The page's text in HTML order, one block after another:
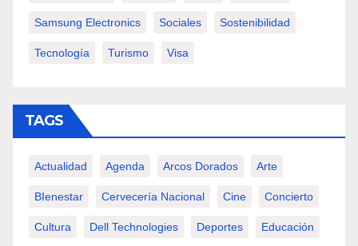
Samsung Electronics Sociales Sostenibilidad
Tecnología Turismo Visa
TAGS
Actualidad Agenda Arcos Dorados Arte
BIenestar Cervecería Nacional Cine Concierto
Cultura Dell Technologies Deportes Educación